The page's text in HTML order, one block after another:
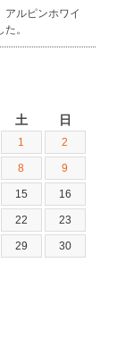
ルピンホワイ
。
土 日
1 2
8 9
15 16
22 23
29 30